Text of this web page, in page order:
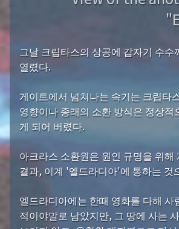
그날 크립타스의 상공에 갑자기 수수
열렸다.
게이트에서 넘쳐나는 속기는 크립타
영향이나 종래의 소환 방식은 정상적
게 되어 버렸다.
아크라스 소환원은 원인 규명을 위해
결과, 이계 '엘드라디아'에 통하는 것
엘드라디아에는 한때 영화를 다해 사
적이야말로 남았지만, 그 땅에 사는